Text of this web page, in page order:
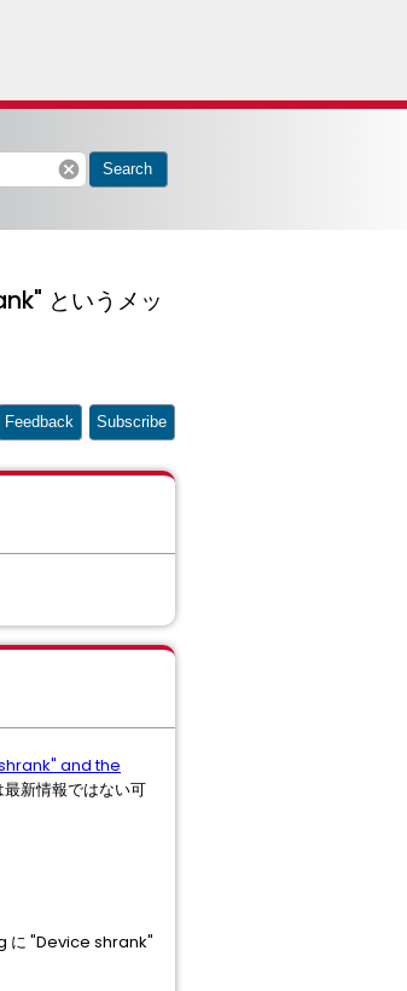
cancel Search
というメッ
Feedback Subscribe
and the
新情報ではない可
に "Device shrank"